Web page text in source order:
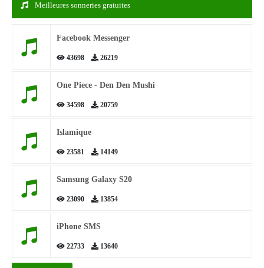
Meilleures sonneries gratuites
Facebook Messenger
43698 26219
One Piece - Den Den Mushi
34598 20759
Islamique
23581 14149
Samsung Galaxy S20
23090 13854
iPhone SMS
22733 13640